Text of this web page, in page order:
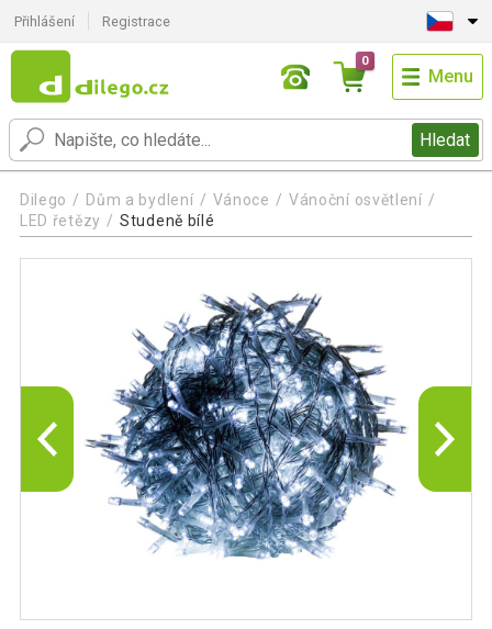
Přihlášení Registrace
Hledat
0
Menu
Dilego Dům a bydlení Vánoce
Vánoční osvětlení
LED řetězy
Studeně bílé